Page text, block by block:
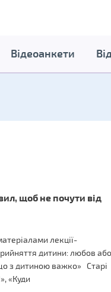
Відеоанкети
щоб не почути від
лекції-
дитини: любов або
з дитиною важко» Старі
«Куди